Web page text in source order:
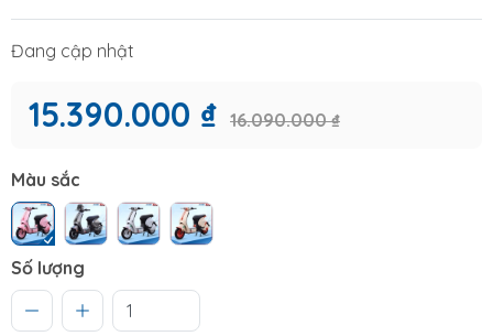
Đang cập nhật
15.390.000 ₫ 16.090.000 ₫
Màu sắc
Số lượng